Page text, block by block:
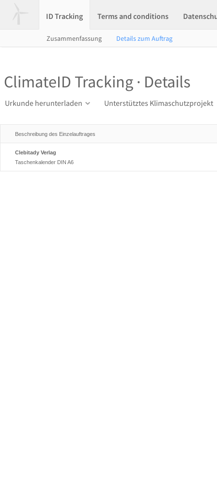
ID Tracking Terms and conditions
Zusammenfassung Details zum Auftrag
ClimateID Tracking · Details
Urkunde herunterladen Unterstütztes Klimaschutzprojekt
Beschreibung des Einzelauftrages
Clebitady Verlag
Taschenkalender DIN A6